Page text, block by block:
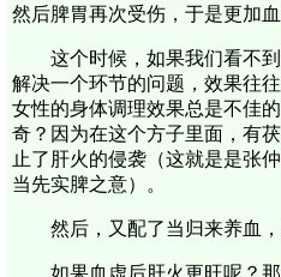
然后脾胃再次受伤，于是更加血
这个时候，如果我们看不
解决一个环节的问题，效果往
女性的身体调理效果总是不佳
奇？因为在这个方子里面，有
止了肝火的侵袭（这就是是张
当先实脾之意）。
然后，又配了当归来养血
如果血虚后肝火更旺呢？